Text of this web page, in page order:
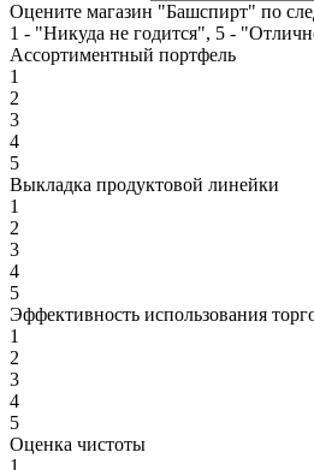
Оцените магазин "Башспирт" по
1 - "Никуда не годится", 5 -
Ассортиментный портфель
1
2
3
4
5
Выкладка продуктовой линейки
1
2
3
4
5
Эффективность использования
1
2
3
4
5
Оценка чистоты